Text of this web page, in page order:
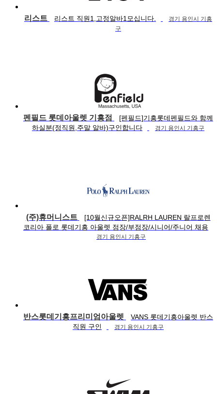
리스트 리스트 직원1,고정알바1모십니다.
경기 용인시 기흥
구
펜필드 롯데아울렛 기흥점
[펜필드]기흥롯데펜필드와 함께
하실분(정직원,주말 알바)구인합니다
경기 용인시 기흥구
(주)휴머니스트
[10월신규오픈]RALRH LAUREN 랄프로렌
코리아 폴로 롯데기흥 아울렛 점장/부점장/시니어/주니어 채용
경기 용인시 기흥구
반스롯데기흥프리미엄아울렛
VANS 롯데기흥아울렛 반스
직원 구인
경기 용인시 기흥구